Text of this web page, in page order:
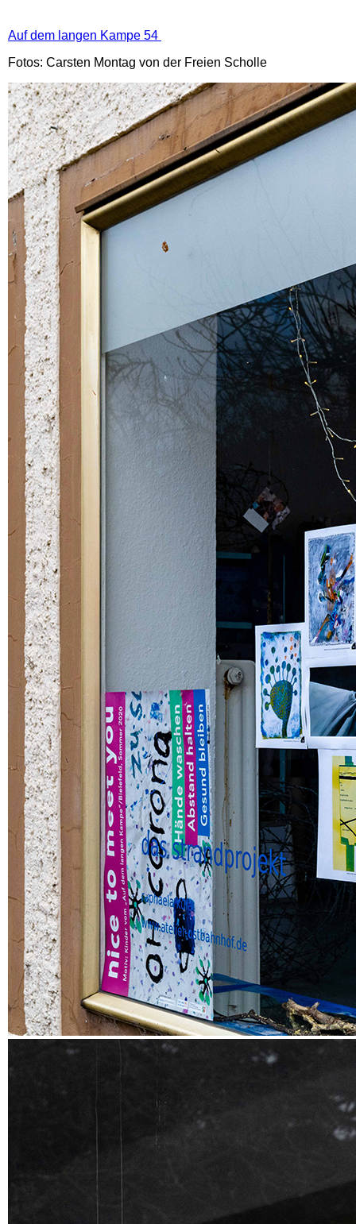
Auf dem langen Kampe 54
Fotos: Carsten Montag von der Freien Scholle